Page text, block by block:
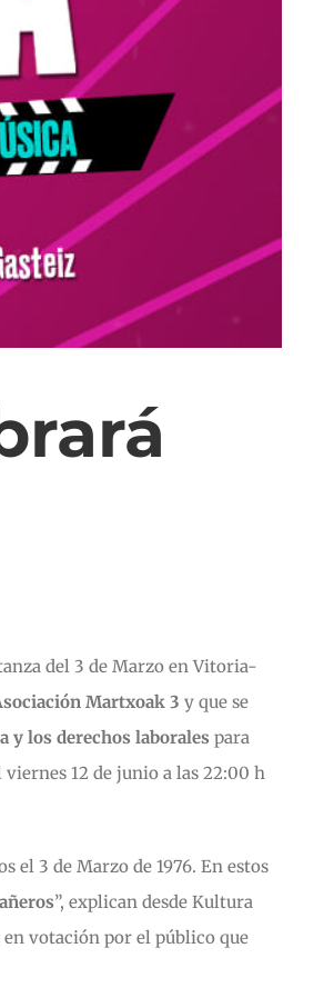
del 3 de Marzo en Vitoria-
Martxoak 3 y que se
y los derechos laborales para
viernes 12 de junio a las 22:00 h
3 de Marzo de 1976. En estos
”, explican desde Kultura
en votación por el público que